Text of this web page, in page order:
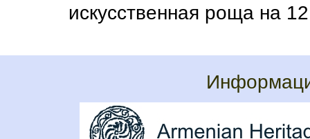
искусственная роща на 12